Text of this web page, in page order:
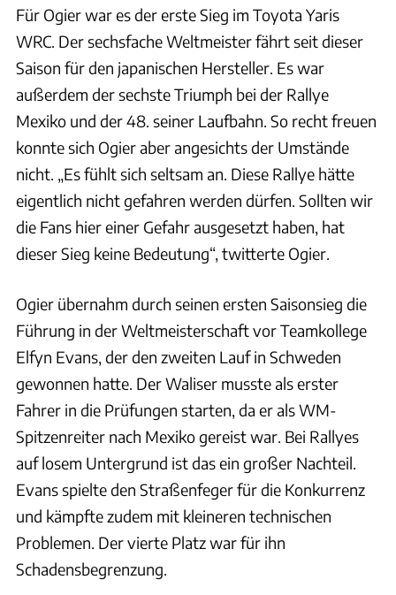
Für Ogier war es der erste Sieg im Toyota Yaris
WRC. Der sechsfache Weltmeister fährt seit dieser
Saison für den japanischen Hersteller. Es war
außerdem der sechste Triumph bei der Rallye
Mexiko und der 48. seiner Laufbahn. So recht freuen
konnte sich Ogier aber angesichts der Umstände
nicht. „Es fühlt sich seltsam an. Diese Rallye hätte
eigentlich nicht gefahren werden dürfen. Sollten wir
die Fans hier einer Gefahr ausgesetzt haben, hat
dieser Sieg keine Bedeutung“, twitterte Ogier.
Ogier übernahm durch seinen ersten Saisonsieg die
Führung in der Weltmeisterschaft vor Teamkollege
Elfyn Evans, der den zweiten Lauf in Schweden
gewonnen hatte. Der Waliser musste als erster
Fahrer in die Prüfungen starten, da er als WM-
Spitzenreiter nach Mexiko gereist war. Bei Rallyes
auf losem Untergrund ist das ein großer Nachteil.
Evans spielte den Straßenfeger für die Konkurrenz
und kämpfte zudem mit kleineren technischen
Problemen. Der vierte Platz war für ihn
Schadensbegrenzung.